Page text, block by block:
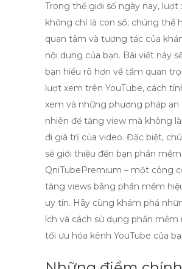
Trong thế giới số ngày nay, lượt
không chỉ là con số; chúng thể
quan tâm và tương tác của
nội dung của bạn. Bài viết này
bạn hiểu rõ hơn về tầm quan
lượt xem trên YouTube, cách
xem và những phương pháp an
nhiên để tăng view mà không
đi giá trị của video. Đặc biệt,
sẽ giới thiệu đến bạn phần mềm
QniTubePremium – một công
tăng views bằng phần mềm
uy tín. Hãy cùng khám phá
ích và cách sử dụng phần mềm
tối ưu hóa kênh YouTube của